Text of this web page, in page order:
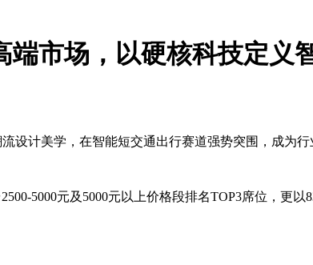
端市场，以硬核科技定义
设计美学，在智能短交通出行赛道强势突围，成为行
5000元及5000元以上价格段排名TOP3席位，更